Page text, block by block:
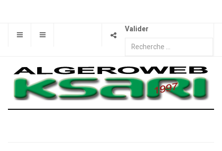
Valider